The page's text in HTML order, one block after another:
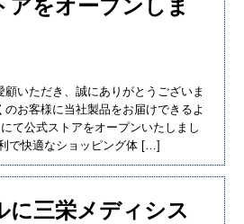
アをオープンしま
いただき、誠にありがとうございま
お客様に当社製品をお届けできるよ
て公式ストアをオープンいたしまし
で快適なショッピング体 […]
に三栄メディシス